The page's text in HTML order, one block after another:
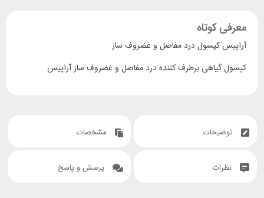
معرفی کوتاه
آراپیس کپسول درد مفاصل و غضروف ساز
کپسول گیاهی برطرف کننده درد مفاصل و غضروف ساز آراپیس
توضیحات مشخصات
نظرات پرسش و پاسخ